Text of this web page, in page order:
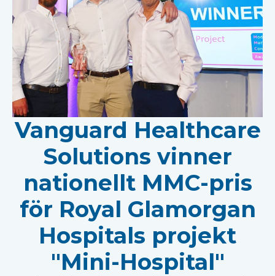
Vanguard Healthcare
Solutions vinner
nationellt MMC-pris
för Royal Glamorgan
Hospitals projekt
"Mini-Hospital"